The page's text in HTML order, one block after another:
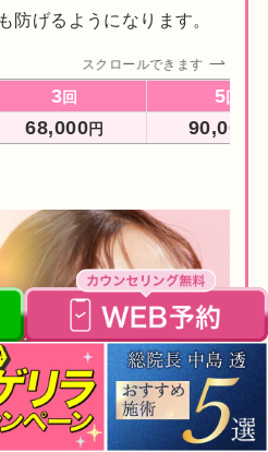
防げるようになります。
スクロールできます
3回 5回
68,000円 90,000